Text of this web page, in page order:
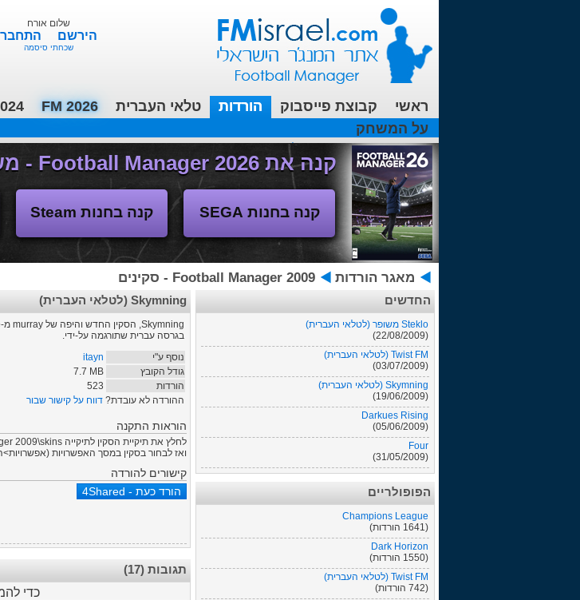
שלום אורח
הירשם התחבר
שכחתי סיסמה
ראשי קבוצת פייסבוק הורדות טלאי העברית FM 2026
על המשחק
עכשיו בפורומים:FM19- איך יוצאים לחופשה עם המאמן ?
קנה את Football Manager 2026 - משחק המנג'ר החדש!
קנה בחנות SEGA קנה בחנות Steam
מאגר הורדות Football Manager 2009 - סקינים
החדשים
Steklo משופר (לטלאי העברית)
(22/08/2009)
Twist FM (לטלאי העברית)
(03/07/2009)
Skymning (לטלאי העברית)
(19/06/2009)
Darkues Rising
(05/06/2009)
Four
(31/05/2009)
הפופולריים
Champions League
(1641 הורדות)
Dark Horizon
(1550 הורדות)
Twist FM (לטלאי העברית)
(742 הורדות)
Skymning (לטלאי העברית)
בגרסה עברית שתורגמה על-ידי.
נוסף ע"י
itayn
גודל הקובץ
7.7 MB
הורדות
523
ההורדה לא עובדת? דווח על קישור שבור
הוראות התקנה
לחלץ את תיקיית הסקין לתיקייה My Documents\Sports Interactive\Football Manager 2009\skins
ואז לבחור בסקין במסך האפשרויות
קישורים להורדה
תגובות (17)
כדי